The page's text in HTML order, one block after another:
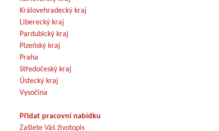
Královehradecký kraj
Liberecký kraj
Pardubický kraj
Plzeňský kraj
Praha
Středočeský kraj
Ústecký kraj
Vysočina
Přidat pracovní nabídku
Zašlete Váš životopis